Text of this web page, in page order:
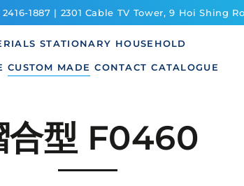
1887 | 2301 Cable TV Tower, 9 Hoi Shing
STATIONARY HOUSEHOLD
CUSTOM MADE CONTACT CATALOGUE
合型 F0460